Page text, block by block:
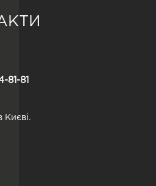
81
Києві.